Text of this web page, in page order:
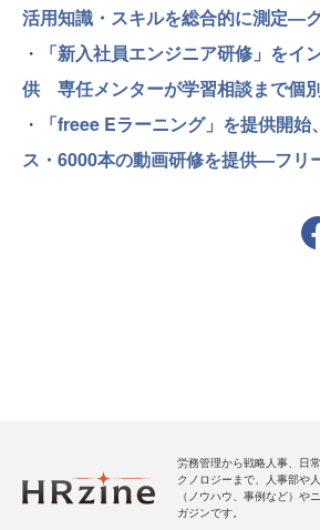
活用知識・スキルを総合的に測定—
・
「新入社員エンジニア研修」をイ
供 専任メンターが学習相談まで個
・
「freee Eラーニング」を提供開
ス・6000本の動画研修を提供—フリ
労務管理から戦略人事、日
クノロジーまで、人事部や
（ノウハウ、事例など）や
ガジンです。